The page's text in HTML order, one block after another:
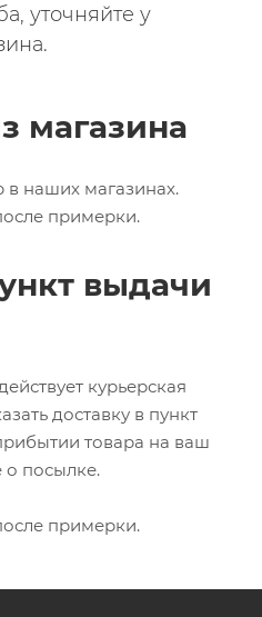
уточняйте у
магазина
в наших магазинах.
примерки.
выдачи
курьерская
доставку в пункт
товара на ваш
о посылке.
примерки.